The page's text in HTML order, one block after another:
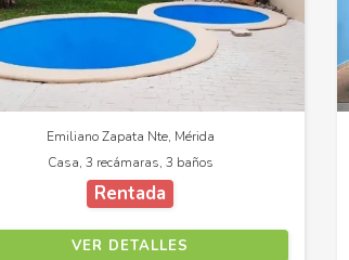
Gran San Pedro Cholul, Mérida
Casa, 2 recámaras, 1 baño
$2,700,000 MXN
VER DETALLES